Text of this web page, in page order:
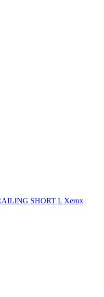
SHORT L Xerox